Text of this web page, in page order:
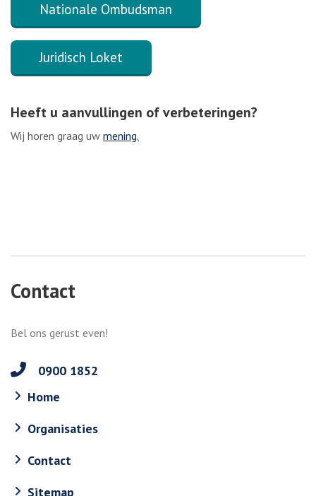
Nationale Ombudsman
Juridisch Loket
Heeft u aanvullingen of verbeteringen?
Wij horen graag uw mening.
Contact
Bel ons gerust even!
0900 1852
Home
Organisaties
Contact
Sitemap